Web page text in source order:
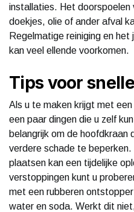
installaties. Het doorspoelen
doekjes, olie of ander afval
Regelmatige reiniging en
kan veel ellende voorkomen.
Tips voor
Als u te maken krijgt met
een paar dingen die u zelf
belangrijk om de hoofdkraan
verdere schade te
plaatsen kan een tijdelijke
verstoppingen kunt u
met een rubberen
water en soda. Werkt dit